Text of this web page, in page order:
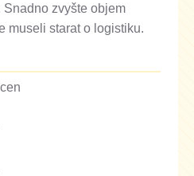
zvyšte objem
museli starat o logistiku.